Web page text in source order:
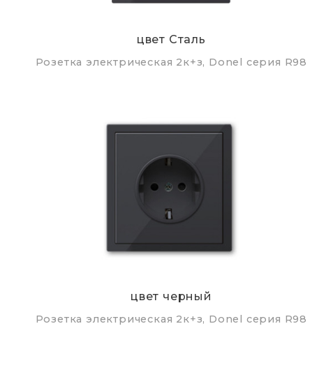
цвет Сталь
Розетка электрическая 2к+з, Donel серия R98
цвет черный
Розетка электрическая 2к+з, Donel серия R98